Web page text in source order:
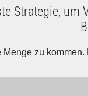
Strategie, um
zu